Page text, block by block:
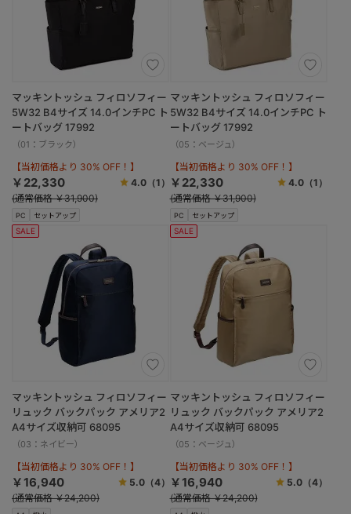
PC セットアップ
マッキントッシュ フィロソフィー
5W32 B4サイズ 14.0インチPC ト
ートバッグ 17992
（01：ブラック）
【当初価格より 30% OFF！】
￥22,330 4.0（1）
(通常価格 ￥31,900)
PC セットアップ
マッキントッシュ フィロソフィー
5W32 B4サイズ 14.0インチPC ト
ートバッグ 17992
（05：ベージュ）
【当初価格より 30% OFF！】
￥22,330 4.0 （1）
(通常価格 ￥31,900)
SALE
マッキントッシュ フィロソフィー
リュック バックパック アメリア2
A4サイズ収納可 68095
（03：ネイビー）
【当初価格より 30% OFF！】
￥16,940 5.0（4）
(通常価格 ￥24,200)
SALE
マッキントッシュ フィロソフィー
リュック バックパック アメリア2
A4サイズ収納可 68095
（05：ベージュ）
【当初価格より 30% OFF！】
￥16,940 5.0 （4）
(通常価格 ￥24,200)